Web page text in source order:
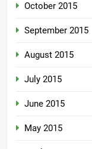
October 2015
September 2015
August 2015
July 2015
June 2015
May 2015